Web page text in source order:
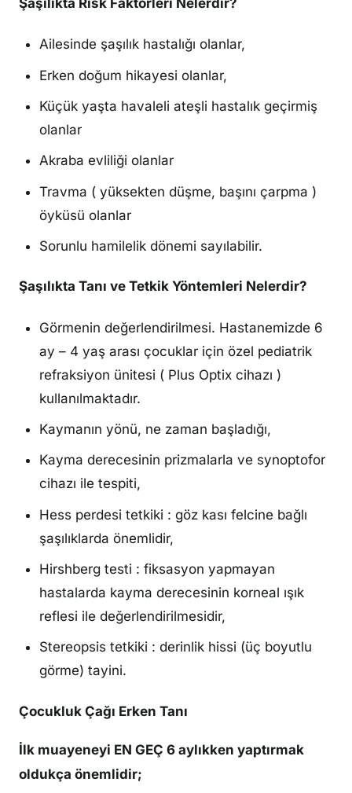
Şaşılıkta Risk Faktörleri Nelerdir?
Ailesinde şaşılık hastalığı olanlar,
Erken doğum hikayesi olanlar,
Küçük yaşta havaleli ateşli hastalık geçirmiş
olanlar
Akraba evliliği olanlar
Travma ( yüksekten düşme, başını çarpma )
öyküsü olanlar
Sorunlu hamilelik dönemi sayılabilir.
Şaşılıkta Tanı ve Tetkik Yöntemleri Nelerdir?
Görmenin değerlendirilmesi. Hastanemizde 6
ay – 4 yaş arası çocuklar için özel pediatrik
refraksiyon ünitesi ( Plus Optix cihazı )
kullanılmaktadır.
Kaymanın yönü, ne zaman başladığı,
Kayma derecesinin prizmalarla ve synoptofor
cihazı ile tespiti,
Hess perdesi tetkiki : göz kası felcine bağlı
şaşılıklarda önemlidir,
Hirshberg testi : fiksasyon yapmayan
hastalarda kayma derecesinin korneal ışık
reflesi ile değerlendirilmesidir,
Stereopsis tetkiki : derinlik hissi (üç boyutlu
görme) tayini.
Çocukluk Çağı Erken Tanı
İlk muayeneyi EN GEÇ 6 aylıkken yaptırmak
oldukça önemlidir;